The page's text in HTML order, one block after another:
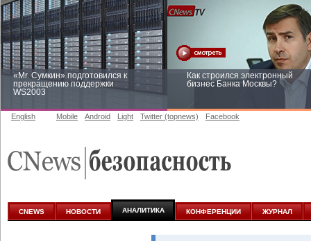
«Mr. Сумкин» подготовился к
прекращению поддержки
WS2003
Как строился электронный
бизнес Банка Москвы?
аналитике
English Mobile Android Light Twitter (topnews) Facebook
CNEWS НОВОСТИ АНАЛИТИКА КОНФЕРЕНЦИИ ЖУРНАЛ